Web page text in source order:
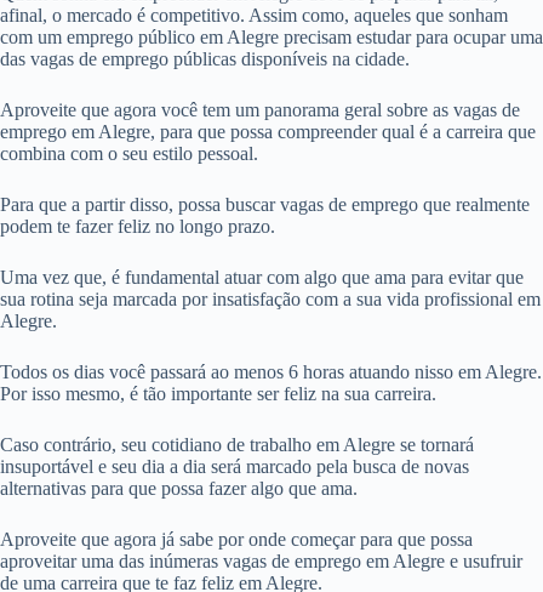
afinal, o mercado é competitivo. Assim como, aqueles que sonham
com um emprego público em Alegre precisam estudar para ocupar uma
das vagas de emprego públicas disponíveis na cidade.
Aproveite que agora você tem um panorama geral sobre as vagas de
emprego em Alegre, para que possa compreender qual é a carreira que
combina com o seu estilo pessoal.
Para que a partir disso, possa buscar vagas de emprego que realmente
podem te fazer feliz no longo prazo.
Uma vez que, é fundamental atuar com algo que ama para evitar que
sua rotina seja marcada por insatisfação com a sua vida profissional em
Alegre.
Todos os dias você passará ao menos 6 horas atuando nisso em Alegre.
Por isso mesmo, é tão importante ser feliz na sua carreira.
Caso contrário, seu cotidiano de trabalho em Alegre se tornará
insuportável e seu dia a dia será marcado pela busca de novas
alternativas para que possa fazer algo que ama.
Aproveite que agora já sabe por onde começar para que possa
aproveitar uma das inúmeras vagas de emprego em Alegre e usufruir
de uma carreira que te faz feliz em Alegre.